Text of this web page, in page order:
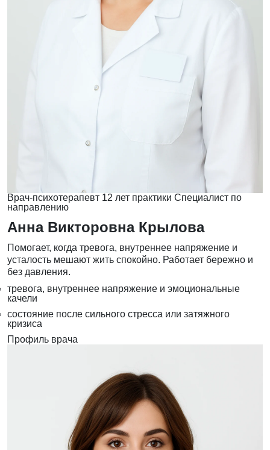
Врач-психотерапевт 12 лет практики Специалист по
направлению
Анна Викторовна Крылова
Помогает, когда тревога, внутреннее напряжение и
усталость мешают жить спокойно. Работает бережно и
без давления.
тревога, внутреннее напряжение и эмоциональные
качели
состояние после сильного стресса или затяжного
кризиса
Профиль врача